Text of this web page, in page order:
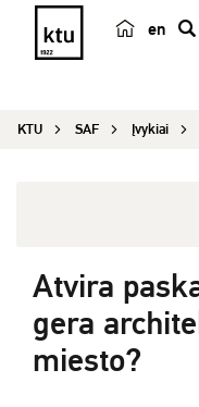
en
e
KTU SAF Įvykiai
Atvira
gera
miesto?